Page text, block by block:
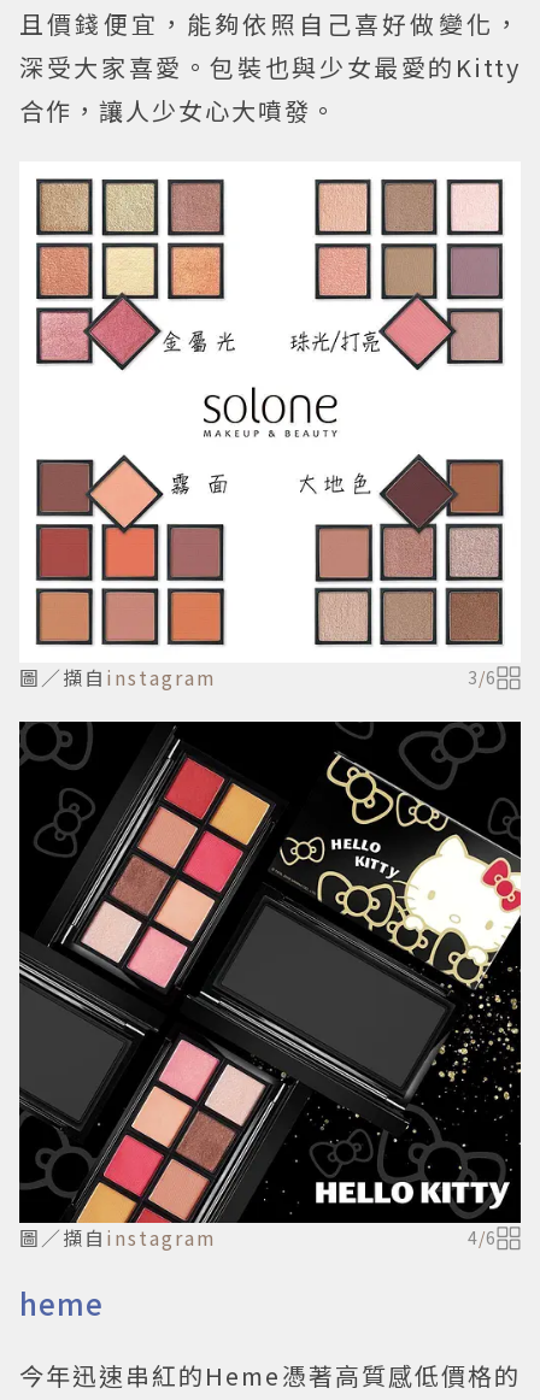
且價錢便宜，能夠依照自己喜好做變化，
深受大家喜愛。包裝也與少女最愛的Kitty
合作，讓人少女心大噴發。
圖／擷自 instagram 3/6
圖／擷自 instagram 4/6
heme
今年迅速串紅的Heme憑著高質感低價格的